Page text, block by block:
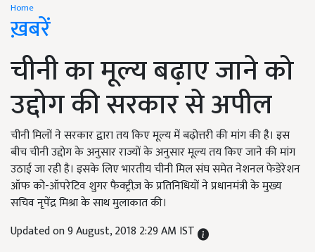
Home
ख़बरें
चीनी का मूल्य बढ़ाए जाने को
उद्दोग की सरकार से अपील
चीनी मिलों ने सरकार द्वारा तय किए मूल्य में बढ़ोत्तरी की मांग की है। इस
बीच चीनी उद्दोग के अनुसार राज्यों के अनुसार मूल्य तय किए जाने की मांग
उठाई जा रही है। इसके लिए भारतीय चीनी मिल संघ समेत नेशनल फेडेरेशन
ऑफ को-ऑपरेटिव शुगर फैक्ट्रीज़ के प्रतिनिधियों ने प्रधानमंत्री के मुख्य
सचिव नृपेंद्र मिश्रा के साथ मुलाकात की।
Updated on 9 August, 2018 2:29 AM IST